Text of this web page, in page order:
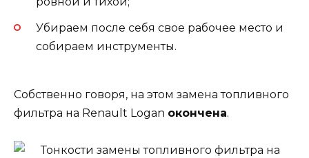
Убираем после себя свое рабочее место и
собираем инструменты.
Собственно говоря, на этом замена топливного
фильтра на Renault Logan окончена.